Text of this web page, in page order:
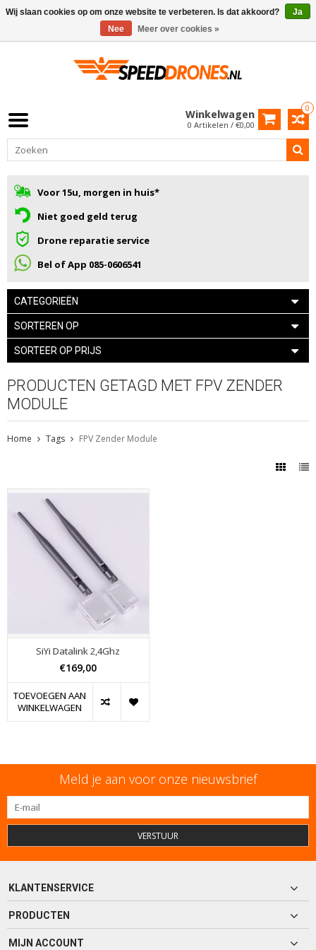
0
Winkelwagen
0 Artikelen / €0,00
Voor 15u, morgen in huis*
Niet goed geld terug
Drone reparatie service
Bel of App 085-0606541
CATEGORIEËN
SORTEREN OP
SORTEER OP PRIJS
PRODUCTEN GETAGD MET FPV ZENDER
MODULE
Home Tags FPV Zender Module
SiYi Datalink 2,4Ghz
€169,00
TOEVOEGEN AAN
WINKELWAGEN
Meld je aan voor onze nieuwsbrief
VERSTUUR
KLANTENSERVICE
PRODUCTEN
MIJN ACCOUNT
Wij slaan cookies op om onze website te verbeteren. Is dat akkoord?
Ja
Nee
Meer over cookies »